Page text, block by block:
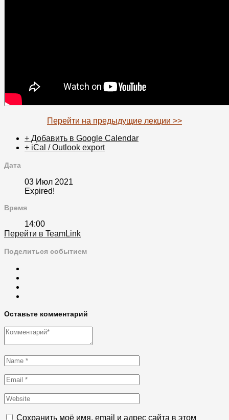
Перейти на предыдущие лекции >>
+ Добавить в Google Calendar
+ iCal / Outlook export
Дата
03 Июл 2021
Expired!
Время
14:00
Перейти в TeamLink
Поделиться событием
Оставьте комментарий
Сохранить моё имя, email и адрес сайта в этом